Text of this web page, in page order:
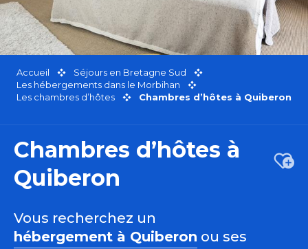
Accueil
Séjours en Bretagne Sud
Les hébergements dans le Morbihan
Les chambres d’hôtes
Chambres d’hôtes à Quiberon
Chambres d’hôtes à
Quiberon
Vous recherchez un
hébergement à Quiberon ou ses